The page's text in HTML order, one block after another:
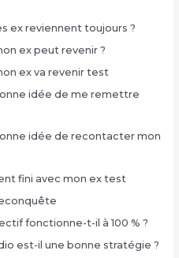
ex reviennent toujours ?
ex peut revenir ?
ex va revenir test
idée de me remettre
idée de recontacter mon
fini avec mon ex test
fonctionne-t-il à 100 % ?
est-il une bonne stratégie ?